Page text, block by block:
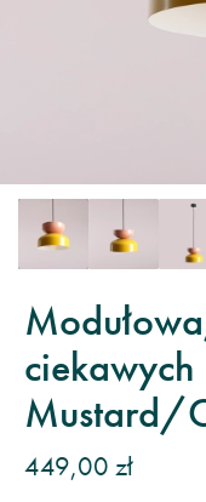
Mustard/
449,00 zł